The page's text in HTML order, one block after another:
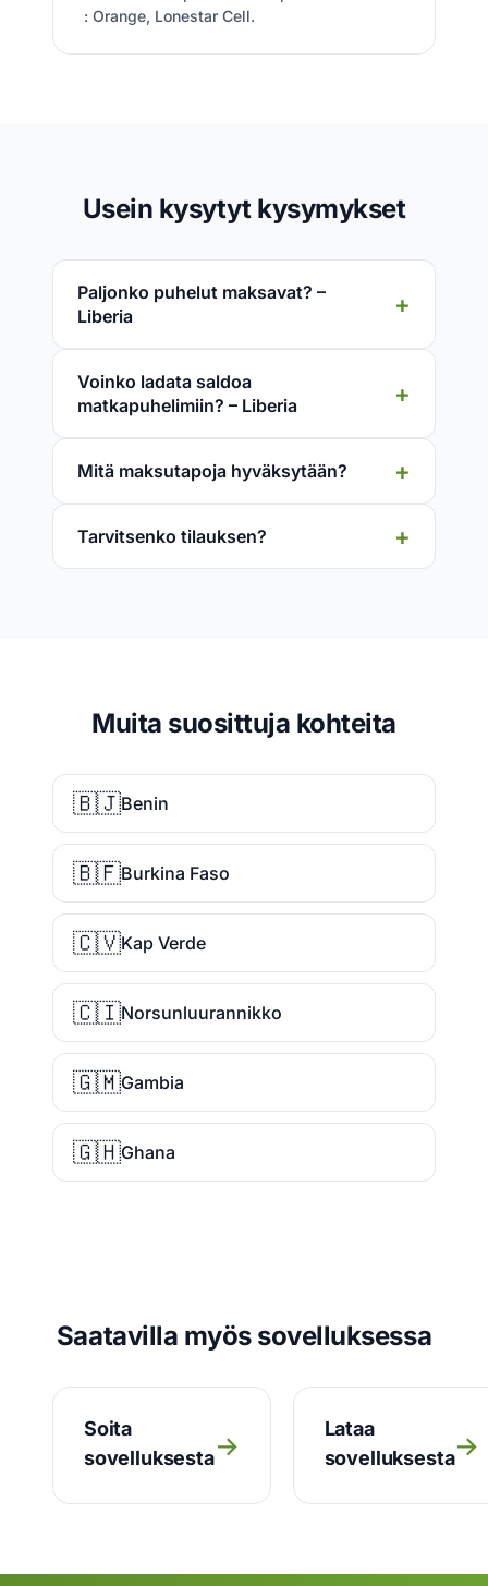
: Orange, Lonestar Cell.
Usein kysytyt kysymykset
Paljonko puhelut maksavat? –
Liberia
Voinko ladata saldoa
matkapuhelimiin? – Liberia
Mitä maksutapoja hyväksytään?
Tarvitsenko tilauksen?
Muita suosittuja kohteita
🇧🇯Benin
🇧🇫Burkina Faso
🇨🇻Kap Verde
🇨🇮Norsunluurannikko
🇬🇲Gambia
🇬🇭Ghana
Saatavilla myös sovelluksessa
Soita
sovelluksesta→
Lataa
sovelluksesta→